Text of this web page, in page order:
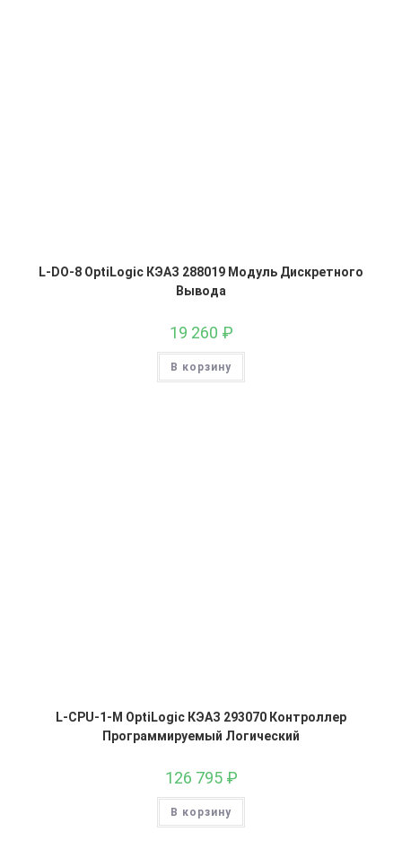
L-DO-8 OptiLogic КЭАЗ 288019 Модуль Дискретного
Вывода
19 260 ₽
В корзину
L-CPU-1-M OptiLogic КЭАЗ 293070 Контроллер
Программируемый Логический
126 795 ₽
В корзину